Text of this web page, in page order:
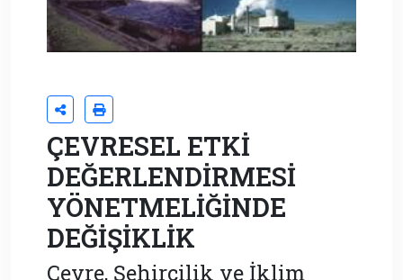
ÇEVRESEL ETKİ
DEĞERLENDİRMESİ
YÖNETMELİĞİNDE
DEĞİŞİKLİK
Çevre, Şehircilik ve İklim